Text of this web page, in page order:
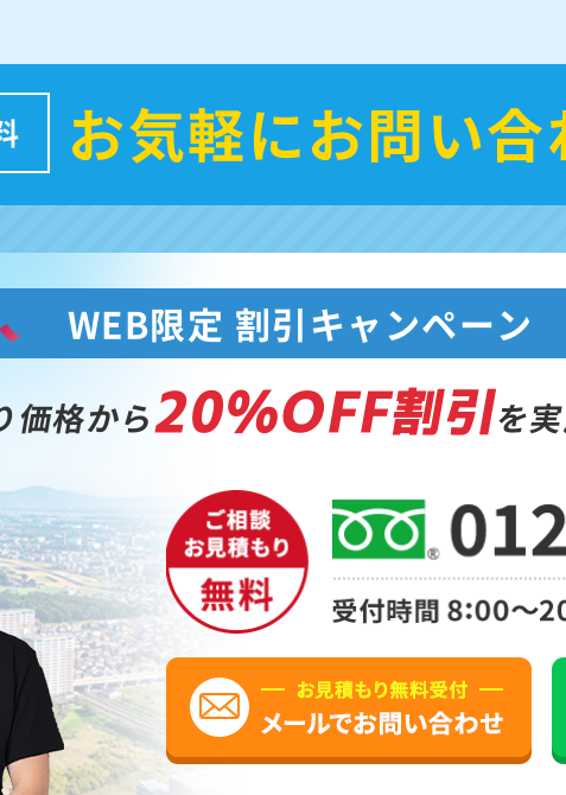
お気軽にお問い
WEB限定 割引キャンペーン
価格から20%OFF割引を